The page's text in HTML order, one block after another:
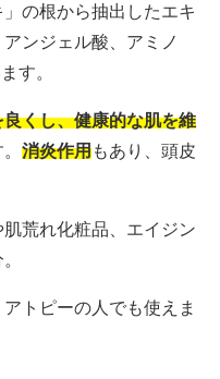
の根から抽出したエキ
ンジェル酸、アミノ
す。
くし、健康的な肌を維
消炎作用もあり、頭皮
荒れ化粧品、エイジン
アトピーの人でも使えま